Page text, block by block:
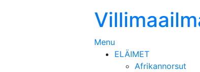
Menu
ELÄIMET
Afrikannorsut